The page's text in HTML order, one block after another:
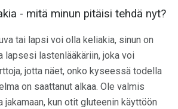
- mitä minun pitäisi tehdä nyt?
tai lapsi voi olla keliakia, sinun on
lapsesi lastenlääkäriin, joka voi
jotta näet, onko kyseessä todella
on saattanut alkaa. Ole valmis
jakamaan, kun otit gluteenin käyttöön